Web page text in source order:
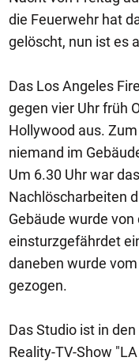
die Feuerwehr hat
gelöscht, nun ist es
Das Los Angeles
gegen vier Uhr früh
Hollywood aus.
niemand im
Um 6.30 Uhr war
Nachlöscharbeiten
Gebäude wurde
einsturzgefährdet
daneben wurde
gezogen.
Das Studio ist in
Reality-TV-Show